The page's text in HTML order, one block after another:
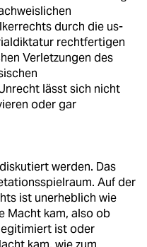
durch die us-
rechtfertigen
Verletzungen des
lässt sich nicht
oder gar
werden. Das
Auf der
ist unerheblich wie
Macht kam, also ob
ist oder